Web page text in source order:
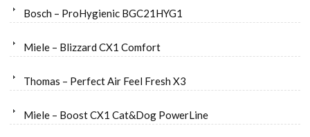
Bosch – ProHygienic BGC21HYG1
Miele – Blizzard CX1 Comfort
Thomas – Perfect Air Feel Fresh X3
Miele – Boost CX1 Cat&Dog PowerLine